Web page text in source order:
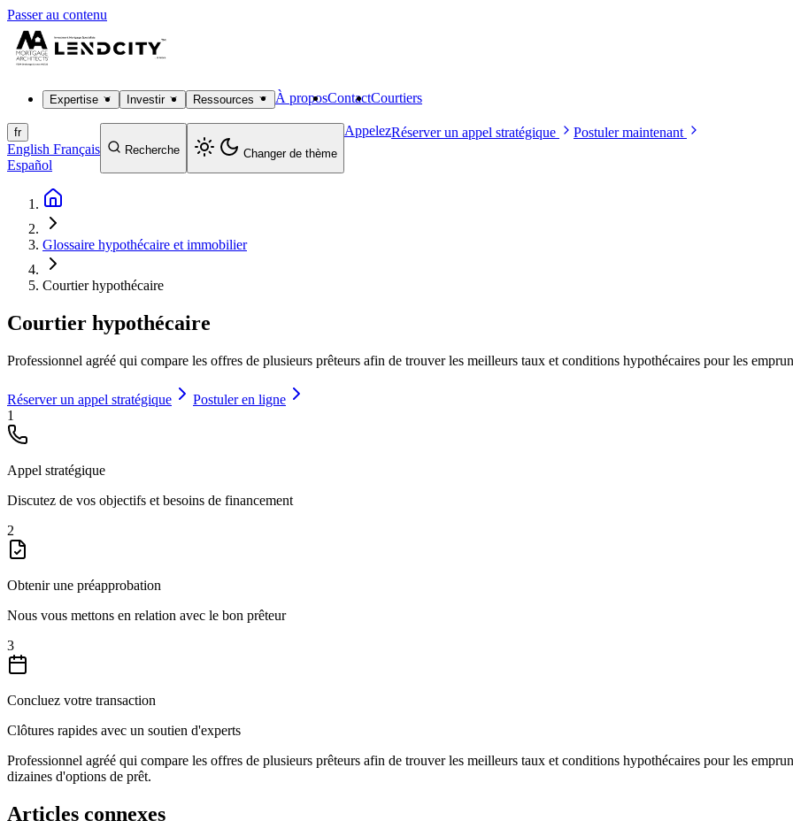
Passer au contenu
Expertise Investir Ressources À proposContactCourtiers
fr
English Français
Español
Recherche Changer de thème
AppelezRéserver un appel stratégique Postuler maintenant
Glossaire hypothécaire et immobilier
Courtier hypothécaire
Courtier hypothécaire
Professionnel agréé qui compare les offres de plusieurs prêteurs afin de trouver les meilleurs taux et conditions hypothécaires pour les
Réserver un appel stratégique
Postuler en ligne
1
Appel stratégique
Discutez de vos objectifs et besoins de financement
2
Obtenir une préapprobation
Nous vous mettons en relation avec le bon prêteur
3
Concluez votre transaction
Clôtures rapides avec un soutien d'experts
Professionnel agréé qui compare les offres de plusieurs prêteurs afin de trouver les meilleurs taux et conditions hypothécaires pour les
dizaines d'options de prêt.
Articles connexes